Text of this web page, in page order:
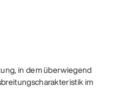
in dem überwiegend
im